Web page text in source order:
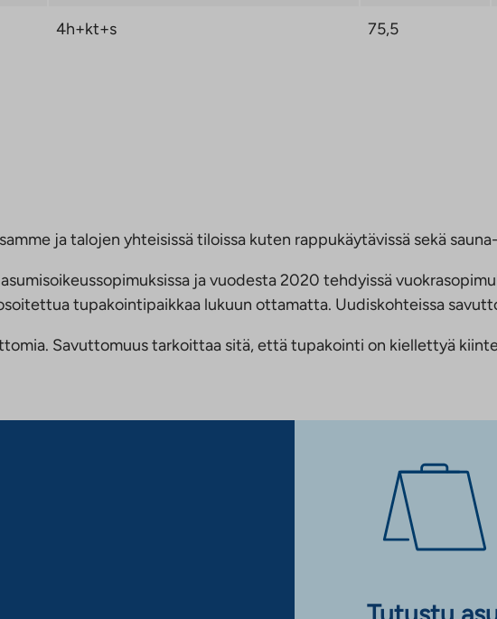
4h+kt+s 75,5
ja talojen yhteisissä tiloissa kuten rappukäytävissä sekä
ja vuodesta 2020 tehdyissä
tupakointipaikkaa lukuun ottamatta. Uudiskohteissa
Savuttomuus tarkoittaa sitä, että tupakointi on kiellettyä